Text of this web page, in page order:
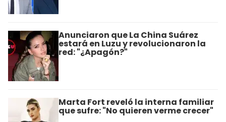
Anunciaron que La China Suárez
estará en Luzu y revolucionaron la
red: "¿Apagón?"
Marta Fort reveló la interna familiar
que sufre: "No quieren verme crecer"